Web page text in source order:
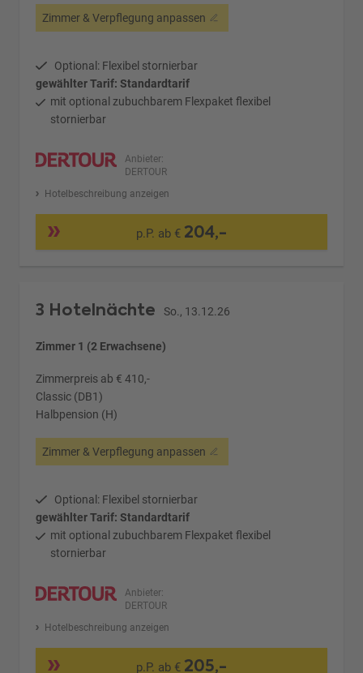
Zimmer & Verpflegung anpassen
Optional: Flexibel stornierbar
gewählter Tarif: Standardtarif
mit optional zubuchbarem Flexpaket flexibel
stornierbar
Anbieter:
DERTOUR
Hotelbeschreibung anzeigen
p.P. ab € 204,-
3 Hotelnächte So., 13.12.26
Zimmer 1 (2 Erwachsene)
Zimmerpreis ab € 410,-
Classic (DB1)
Halbpension (H)
Zimmer & Verpflegung anpassen
Optional: Flexibel stornierbar
gewählter Tarif: Standardtarif
mit optional zubuchbarem Flexpaket flexibel
stornierbar
Anbieter:
DERTOUR
Hotelbeschreibung anzeigen
p.P. ab € 205,-